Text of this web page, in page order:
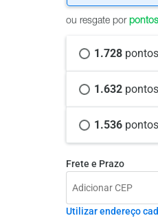
ou resgate por
1.728
1.632
1.536
Frete e Prazo
Utilizar endereço